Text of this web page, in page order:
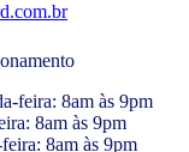
feira: 8am às 9pm
8am às 9pm
8am às 9pm